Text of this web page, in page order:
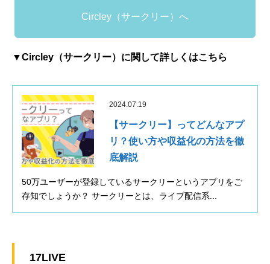
Circley（サークリー）へ
▼Circley（サークリー）に関して詳しくはこちら
2024.07.19
【サークリー】ってどんなアプ
リ？使い方や収益化の方法を徹
底解説
50万ユーザーが登録しているサークリーというアプリをご
存知でしょうか？ サークリーとは、ライブ配信系...
17LIVE